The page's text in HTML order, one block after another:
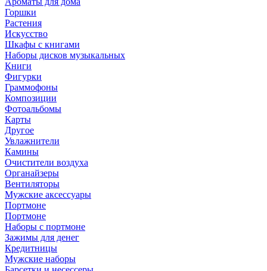
Горшки
Растения
Искусство
Шкафы с книгами
Наборы дисков музыкальных
Книги
Фигурки
Граммофоны
Композиции
Фотоальбомы
Карты
Другое
Увлажнители
Камины
Очистители воздуха
Органайзеры
Вентиляторы
Мужские аксессуары
Портмоне
Портмоне
Наборы с портмоне
Зажимы для денег
Кредитницы
Мужские наборы